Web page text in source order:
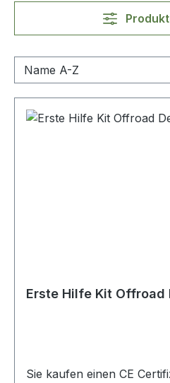
Erste Hilfe Kit Offroad
Sie kaufen einen CE